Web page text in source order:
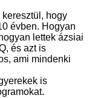
hogy
évben. Hogyan
lettek ázsiai
és azt is
ami mindenki
is